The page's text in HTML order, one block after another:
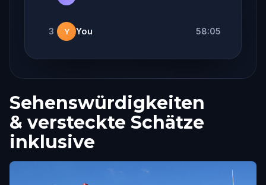
3 Y You 58:05
Sehenswürdigkeiten
& versteckte Schätze
inklusive